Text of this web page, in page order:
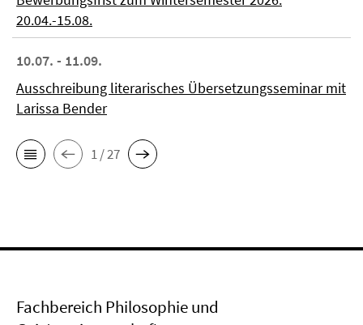
20.04.-15.08.
10.07. - 11.09.
Ausschreibung literarisches Übersetzungsseminar mit
Larissa Bender
1 / 27
Fachbereich Philosophie und